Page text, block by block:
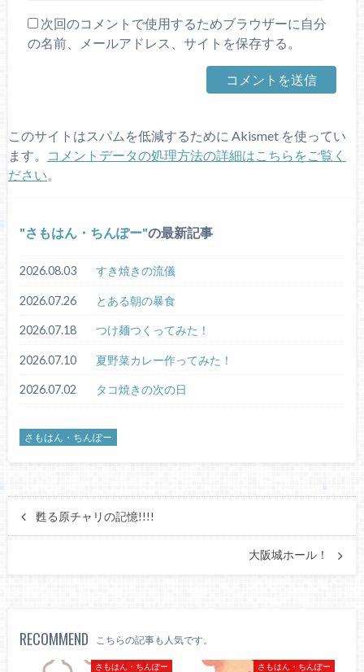
次回のコメントで使用するためブラウザーに自分
の名前、メールアドレス、サイトを保存する。
このサイトはスパムを低減するために Akismet を使ってい
ます。
コメントデータの処理方法の詳細はこちらをご覧く
ださい。
さもはん・ちんぽー の最新記事
2026.08.03 すき焼きの流儀
2026.07.26 とある朝の暴食
2026.07.18 つけ麺つくってみた！
2026.07.10 夏野菜カレー作ってみた！
2026.07.02 タコ焼きの次の日
さもはん・ちんぽー
甦る原チャリの記憶!!!!
大阪城ホール！
RECOMMEND こちらの記事も人気です。
さもはん・ちんぽー さもはん・ちんぽー